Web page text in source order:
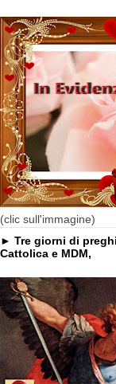
(clic sull'immagine)
► Tre giorni di
Cattolica e MDM,